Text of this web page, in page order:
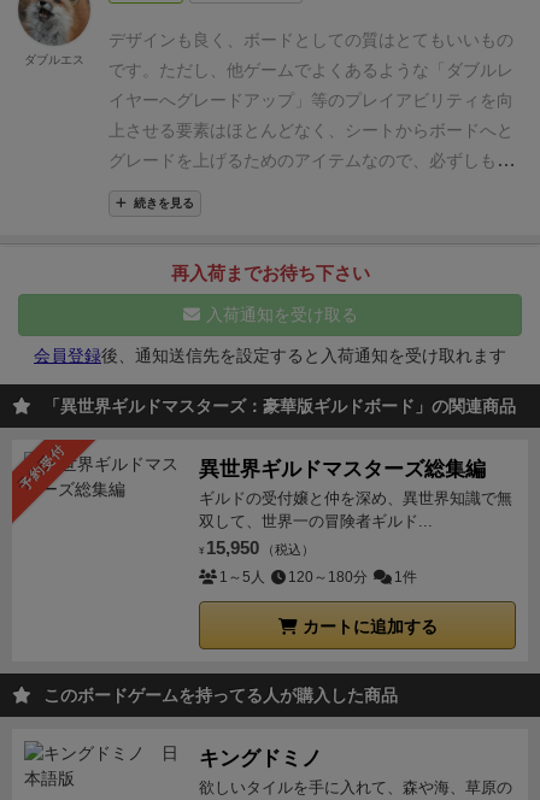
デザインも良く、ボードとしての質はとてもいいもの
です。 ただし、他ゲームでよくあるような「ダブルレ
イヤーへグレードアップ」等のプレイアビリティを向
上させる要素はほとんどなく、シートからボードへと
グレードを上げるためのアイテムなので、必ずしも必
須ではありません。
ょっと豪華にしたい方向けのアイテムと言えるでしょ
う。
続きを見る
ダブルエス
再入荷までお待ち下さい
入荷通知を受け取る
会員登録後、通知送信先を設定すると入荷通知を受け取れます
「異世界ギルドマスターズ：豪華版ギルドボード」の関連商品
予約受付 異世界ギルドマスターズ総集編
ギルドの受付嬢と仲を深め、異世界知識で無
双して、世界一の冒険者ギルド...
¥ 15,950 （税込）
1～5人 120～180分 1件
カートに追加する
このボードゲームを持ってる人が購入した商品
キングドミノ
欲しいタイルを手に入れて、森や海、草原の